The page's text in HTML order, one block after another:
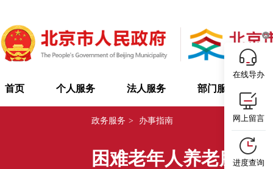
首页 个人服务 法人服务 部门服务
政务服务 > 办事指南
困难老年人养老服务
在线导办
网上留言
进度查询